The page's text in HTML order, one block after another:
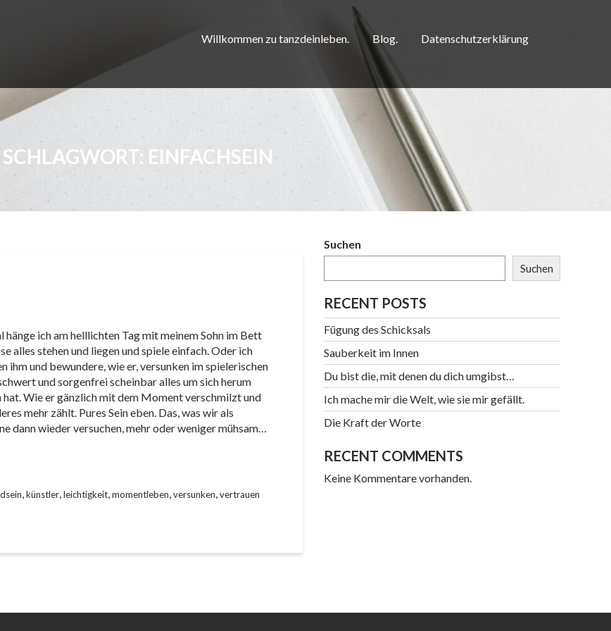
Willkommen zu tanzdeinleben. Blog. Datenschutzerklärung
SCHLAGWORT: EINFACHSEIN
hänge ich am helllichten Tag mit meinem Sohn im Bett
alles stehen und liegen und spiele einfach. Oder ich
ihm und bewundere, wie er, versunken im spielerischen
und sorgenfrei scheinbar alles um sich herum
hat. Wie er gänzlich mit dem Moment verschmilzt und
mehr zählt. Pures Sein eben. Das, was wir als
dann wieder versuchen, mehr oder weniger mühsam…
,künstler,leichtigkeit,momentleben,versunken,vertrauen
Suchen
Suchen
RECENT POSTS
Fügung des Schicksals
Sauberkeit im Innen
Du bist die, mit denen du dich umgibst…
Ich mache mir die Welt, wie sie mir gefällt.
Die Kraft der Worte
RECENT COMMENTS
Keine Kommentare vorhanden.